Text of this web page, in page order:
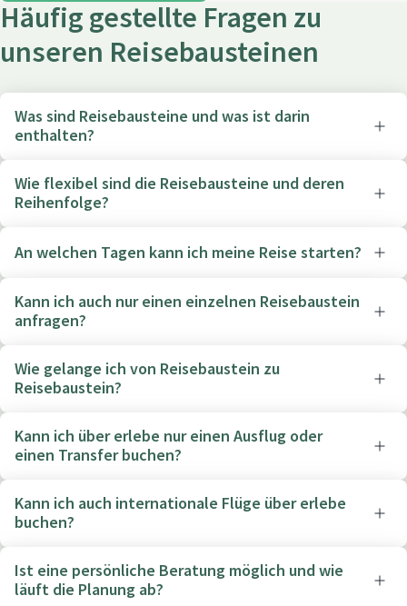
Häufig gestellte Fragen zu
unseren Reisebausteinen
Was sind Reisebausteine und was ist darin
enthalten?
Wie flexibel sind die Reisebausteine und deren
Reihenfolge?
An welchen Tagen kann ich meine Reise starten?
Kann ich auch nur einen einzelnen Reisebaustein
anfragen?
Wie gelange ich von Reisebaustein zu
Reisebaustein?
Kann ich über erlebe nur einen Ausflug oder
einen Transfer buchen?
Kann ich auch internationale Flüge über erlebe
buchen?
Ist eine persönliche Beratung möglich und wie
läuft die Planung ab?